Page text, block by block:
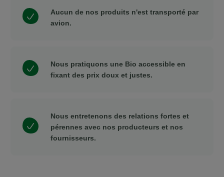
Aucun de nos produits n'est transporté par
avion.
Nous pratiquons une Bio accessible en
fixant des prix doux et justes.
Nous entretenons des relations fortes et
pérennes avec nos producteurs et nos
fournisseurs.